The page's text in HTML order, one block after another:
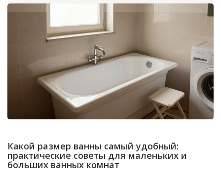
Какой размер ванны самый удобный:
практические советы для маленьких и
больших ванных комнат